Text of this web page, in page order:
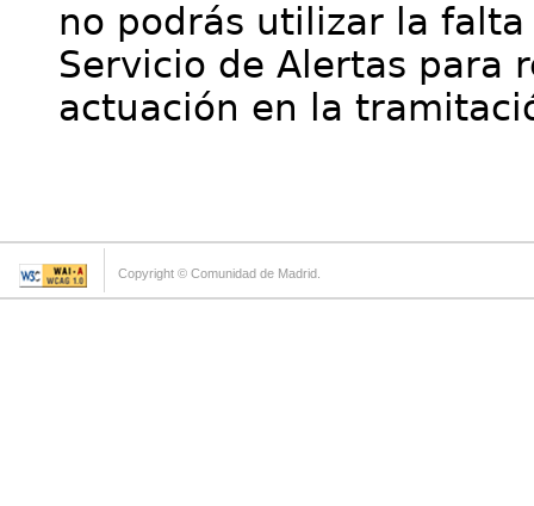
no podrás utilizar la
Servicio de Alertas para
actuación en la
Copyright © Comunidad de Madrid.